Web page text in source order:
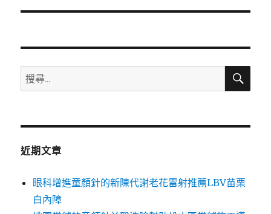
文
搜
尋
鍵
搜
近期文章
眼科增進童顏針的新陳代謝老花雷射推薦LBV苗栗
白內障